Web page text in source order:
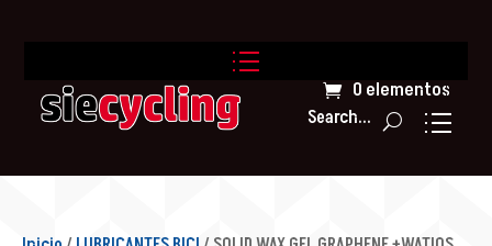
0 elementos
Search...